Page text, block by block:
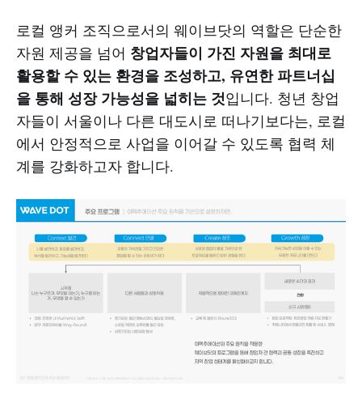
로컬 앵커 조직으로서의 웨이브닷의 역할은 단순한
자원 제공을 넘어 창업자들이 가진 자원을 최대로
활용할 수 있는 환경을 조성하고, 유연한 파트너십
을 통해 성장 가능성을 넓히는 것입니다. 청년 창업
자들이 서울이나 다른 대도시로 떠나기보다는, 로컬
에서 안정적으로 사업을 이어갈 수 있도록 협력 체
계를 강화하고자 합니다.